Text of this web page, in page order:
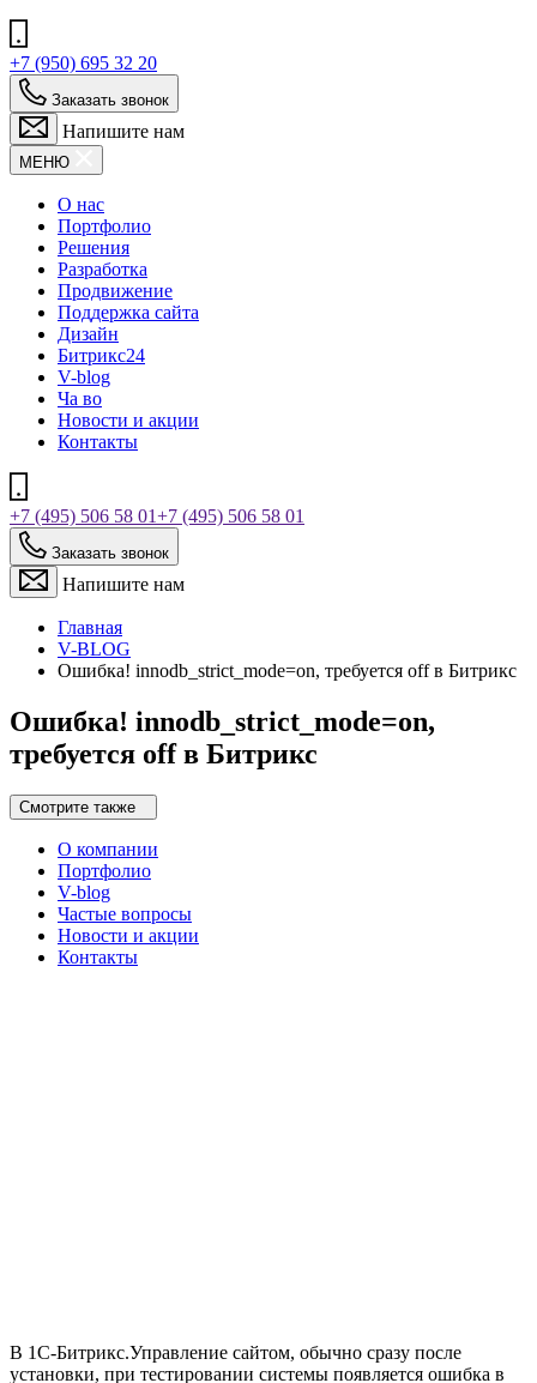
+7 (950) 695 32 20
Заказать звонок
Напишите нам
МЕНЮ
О нас
Портфолио
Решения
Разработка
Продвижение
Поддержка сайта
Дизайн
Битрикс24
V-blog
Ча во
Новости и акции
Контакты
+7 (495) 506 58 01+7 (495) 506 58 01
Заказать звонок
Напишите нам
Главная
V-BLOG
Ошибка! innodb_strict_mode=on, требуется off в Битрикс
Ошибка! innodb_strict_mode=on,
требуется off в Битрикс
Смотрите также
О компании
Портфолио
V-blog
Частые вопросы
Новости и акции
Контакты
В 1С-Битрикс.Управление сайтом, обычно сразу после
установки, при тестировании системы появляется ошибка в